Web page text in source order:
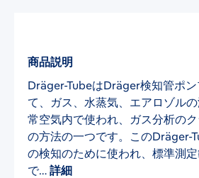
商品説明
Dräger-TubeはDräger検知管ポ
て、ガス、水蒸気、エアロゾル
常空気内で使われ、ガス分析の
の方法の一つです。このDräger-
の検知のために使われ、標準測
で…詳細